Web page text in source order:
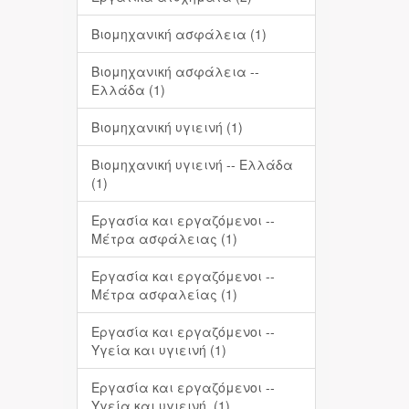
Βιομηχανική ασφάλεια (1)
Βιομηχανική ασφάλεια --
Ελλάδα (1)
Βιομηχανική υγιεινή (1)
Βιομηχανική υγιεινή -- Ελλάδα
(1)
Εργασία και εργαζόμενοι --
Μέτρα ασφάλειας (1)
Εργασία και εργαζόμενοι --
Μέτρα ασφαλείας (1)
Εργασία και εργαζόμενοι --
Υγεία και υγιεινή (1)
Εργασία και εργαζόμενοι --
Υγεία και υγιεινή. (1)